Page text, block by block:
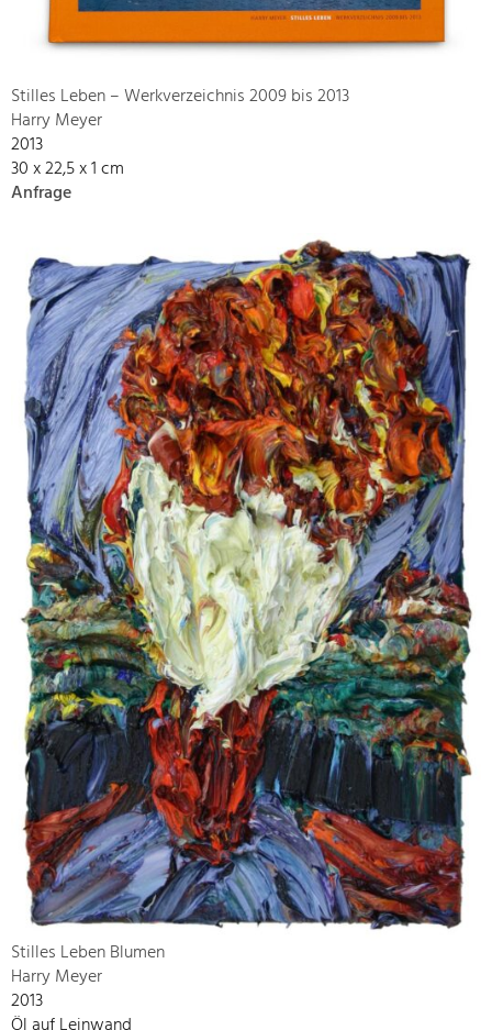
Stilles Leben – Werkverzeichnis 2009 bis 2013
Harry Meyer
2013
30 x 22,5 x 1 cm
Anfrage
Stilles Leben Blumen
Harry Meyer
2013